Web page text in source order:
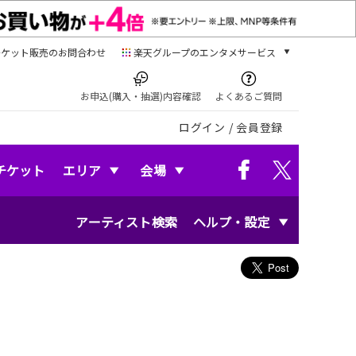
ット販売のお問合わせ 楽天グループのエンタメサービス
本/ゲーム/CD/DVD
楽天ブックス
電子書籍
楽天Kobo
音楽配信
お申込(購入・抽選)内容確認 よくあるご質問
ログイン / 会員登録
ケット エリア 会場
アーティスト検索 ヘルプ・設定